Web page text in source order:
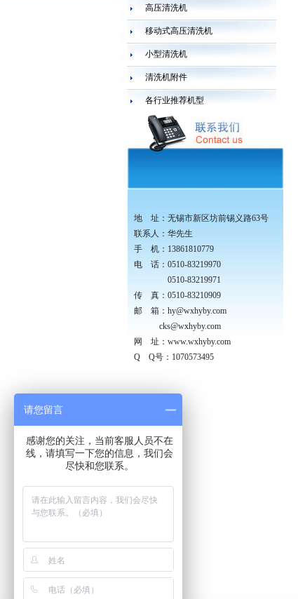
高压清洗机
移动式高压清洗机
小型清洗机
清洗机附件
各行业推荐机型
地 址：无锡市新区坊前锡义路63号
联系人：华先生
手 机：13861810779
电 话：0510-83219970
0510-83219971
传 真：0510-83210909
邮 箱：hy@wxhyby.com
cks@wxhyby.com
网 址：www.wxhyby.com
Q Q号： 1070573495
请您留言
感谢您的关注，当前客服人员不在
线，请填写一下您的信息，我们会
尽快和您联系。